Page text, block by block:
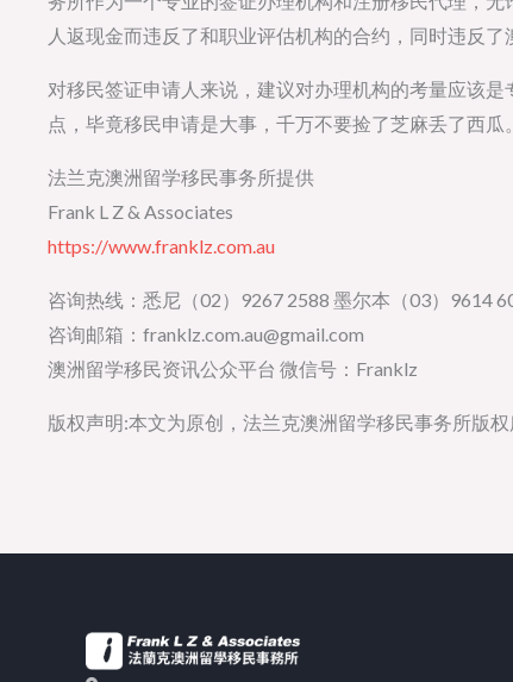
人返现金而违反了和职业评估机构的合约，同时违反了
对移民签证申请人来说，建议对办理机构的考量应该
点，毕竟移民申请是大事，千万不要捡了芝麻丢了西瓜。
法兰克澳洲留学移民事务所提供
Frank L Z & Associates
https://www.franklz.com.au
咨询热线：悉尼（02）9267 2588 墨尔本（03）9614
咨询邮箱：franklz.com.au@gmail.com
澳洲留学移民资讯公众平台 微信号：Franklz
版权声明:本文为原创，法兰克澳洲留学移民事务所版